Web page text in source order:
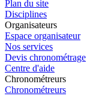
Plan du site
Disciplines
Organisateurs
Espace organisateur
Nos services
Devis chronométrage
Centre d'aide
Chronométreurs
Chronométreurs